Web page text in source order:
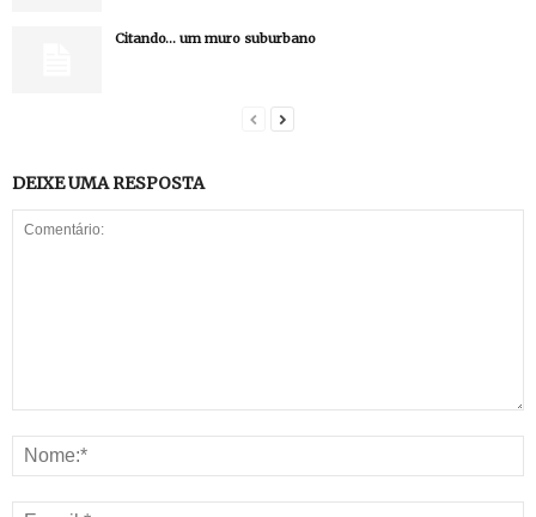
Citando… um muro suburbano
DEIXE UMA RESPOSTA